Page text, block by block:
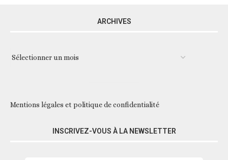
ARCHIVES
Mentions légales et politique de confidentialité
INSCRIVEZ-VOUS À LA NEWSLETTER